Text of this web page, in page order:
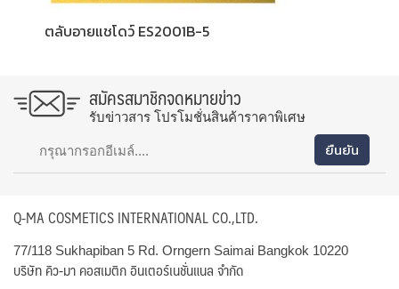
ตลับอายแชโดว์ ES2001B-5
สมัครสมาชิกจดหมายข่าว
รับข่าวสาร โปรโมชั่นสินค้าราคาพิเศษ
Q-MA COSMETICS INTERNATIONAL CO.,LTD.
77/118 Sukhapiban 5 Rd. Orngern Saimai Bangkok 10220
บริษัท คิว-มา คอสเมติก อินเตอร์เนชั่นแนล จำกัด